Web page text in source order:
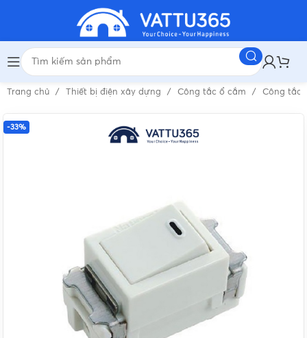
Trang chủ Thiết bị điện xây dựng Công tắc ổ cắm Công tắc
-33%